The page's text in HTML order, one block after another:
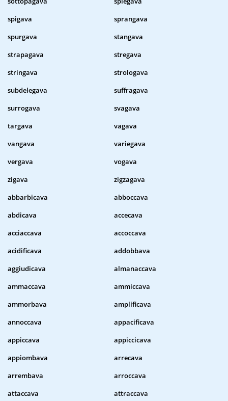
spigava
sprangava
spurgava
stangava
strapagava
stregava
stringava
strologava
subdelegava
suffragava
surrogava
svagava
targava
vagava
vangava
variegava
vergava
vogava
zigava
zigzagava
abbarbicava
abboccava
abdicava
accecava
acciaccava
accoccava
acidificava
addobbava
aggiudicava
almanaccava
ammaccava
ammiccava
ammorbava
amplificava
annoccava
appacificava
appiccava
appiccicava
appiombava
arrecava
arrembava
arroccava
attaccava
attraccava